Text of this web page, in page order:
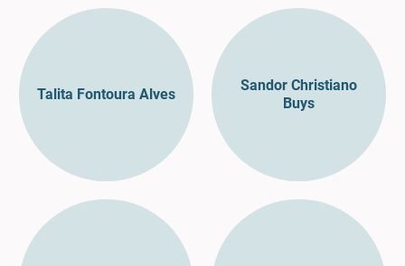
Talita Fontoura Alves
Sandor Christiano
Buys